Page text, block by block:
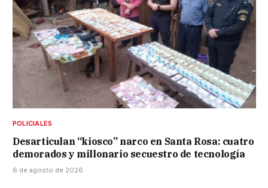
POLICIALES
Desarticulan “kiosco” narco en Santa Rosa: cuatro
demorados y millonario secuestro de tecnología
6 de agosto de 2026